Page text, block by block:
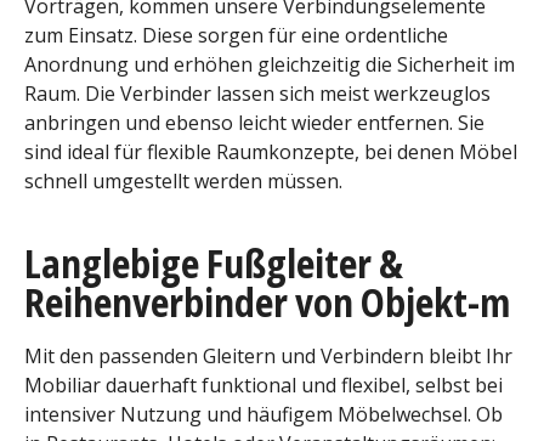
Vorträgen, kommen unsere Verbindungselemente
zum Einsatz. Diese sorgen für eine ordentliche
Anordnung und erhöhen gleichzeitig die Sicherheit im
Raum. Die Verbinder lassen sich meist werkzeuglos
anbringen und ebenso leicht wieder entfernen. Sie
sind ideal für flexible Raumkonzepte, bei denen Möbel
schnell umgestellt werden müssen.
Langlebige Fußgleiter &
Reihenverbinder von Objekt-m
Mit den passenden Gleitern und Verbindern bleibt Ihr
Mobiliar dauerhaft funktional und flexibel, selbst bei
intensiver Nutzung und häufigem Möbelwechsel. Ob